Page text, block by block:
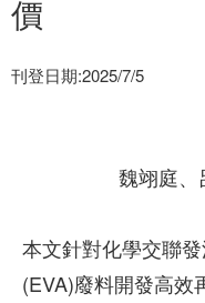
價
刊登日期:2025/7/5
魏翊庭、
本文針對化學交聯
(EVA)廢料開發高效